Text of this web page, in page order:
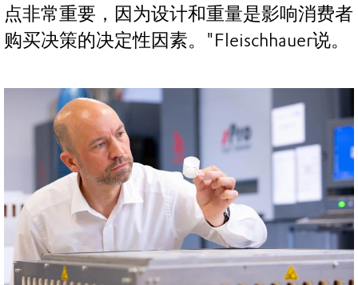
点非常重要，因为设计和重量是影响消费者
购买决策的决定性因素。"Fleischhauer说。